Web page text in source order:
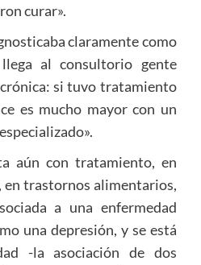
curar».
claramente como
llega al consultorio gente
si tuvo tratamiento
es mucho mayor con un
aún con tratamiento, en
en trastornos alimentarios,
a una enfermedad
una depresión, y se está
-la asociación de dos